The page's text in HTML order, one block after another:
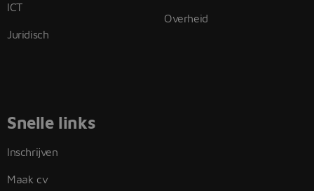
ICT
Juridisch
Overheid
Snelle links
Inschrijven
Maak cv